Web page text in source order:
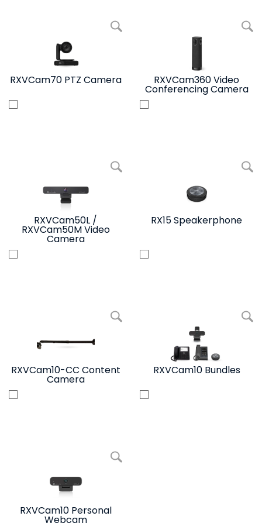
写真を拡大 RXVCam70 PTZ Camera
RXVCam70 PTZ Camera
写真を拡大
RXVCam360 Video
Conferencing Camera
写真を拡大 RXVCam50L / RXVCam50M Video Camera
RXVCam50L /
RXVCam50M Video
Camera
写真
RX15 Speakerphone
写真を拡大 RXVCam10-CC Content Camera
RXVCam10-CC Content
Camera
写真を拡
RXVCam10 Bundles
写真を拡大 RXVCam10 Personal Webcam
RXVCam10 Personal
Webcam